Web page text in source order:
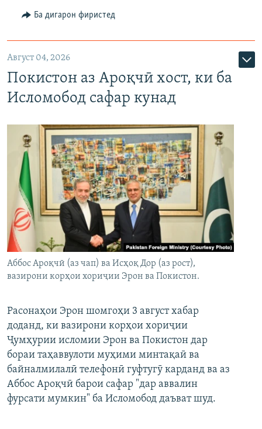
Ба дигарон фиристед
Август 04, 2026
Покистон аз Ароқчӣ хост, ки ба
Исломобод сафар кунад
Аббос Ароқчӣ (аз чап) ва Исҳоқ Дор (аз рост),
вазирони корҳои хориҷии Эрон ва Покистон.
Расонаҳои Эрон шомгоҳи 3 август хабар
доданд, ки вазирони корҳои хориҷии
Ҷумҳурии исломии Эрон ва Покистон дар
бораи таҳаввулоти муҳими минтақаӣ ва
байналмилалӣ телефонӣ гуфтугӯ карданд ва аз
Аббос Ароқчӣ барои сафар "дар аввалин
фурсати мумкин" ба Исломобод даъват шуд.